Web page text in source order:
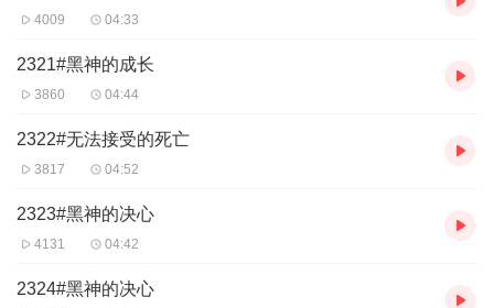
4009 04:33
2321#黑神的成长
3860 04:44
2322#无法接受的死亡
3817 04:52
2323#黑神的决心
4131 04:42
2324#黑神的决心